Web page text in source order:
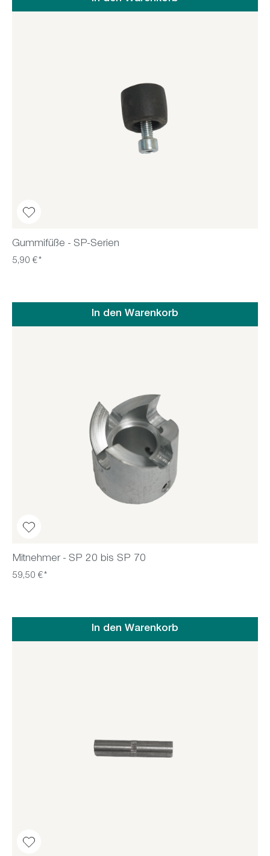
Gummifüße - SP-Serien
5,90 €*
In den Warenkorb
Mitnehmer - SP 20 bis SP 70
59,50 €*
In den Warenkorb